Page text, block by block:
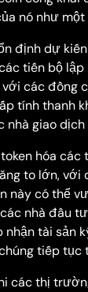
nó như
định dự
tiến bộ
với các đồng
tính thanh
nhà giao
hóa
to lớn, với
này có thể
các nhà đầu
nhận tài sản
tiếp tục
các thị